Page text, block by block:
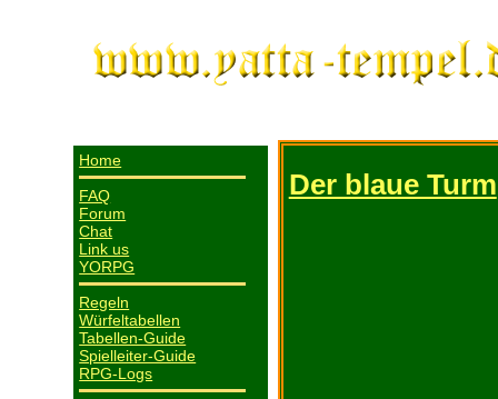
Home
FAQ
Forum
Chat
Link us
YORPG
Regeln
Würfeltabellen
Tabellen-Guide
Spielleiter-Guide
RPG-Logs
Der blaue Turm